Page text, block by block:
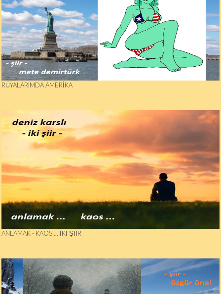
RÜYALARIMDA AMERIKA
ANLAMAK - KAOS ... İKI ŞIIR